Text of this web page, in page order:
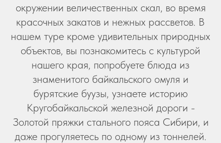
окружении величественных скал, во время
красочных закатов и нежных рассветов. В
нашем туре кроме удивительных природных
объектов, вы познакомитесь с культурой
нашего края, попробуете блюда из
знаменитого байкальского омуля и
бурятские буузы, узнаете историю
Кругобайкальской железной дороги -
Золотой пряжки стального пояса Сибири, и
даже прогуляетесь по одному из тоннелей.